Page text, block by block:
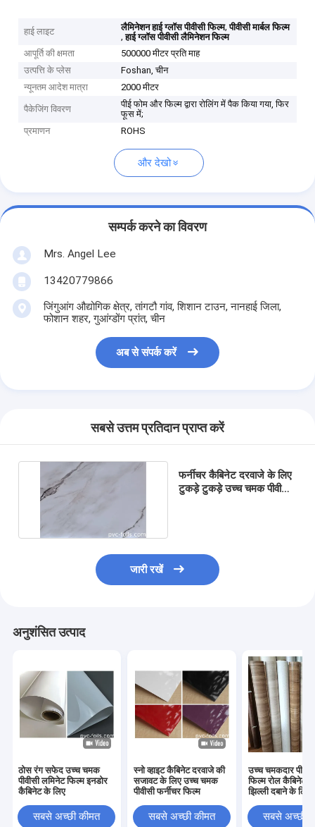
हाई लाइट लैमिनेशन हाई ग्लॉस पीवीसी फिल्म,पीवीसी मार्बल फिल्म
,हाई ग्लॉस पीवीसी लैमिनेशन फिल्म
आपूर्ति की क्षमता
500000 मीटर प्रति माह
उत्पत्ति के प्लेस
Foshan, चीन
न्यूनतम आदेश मात्रा
2000 मीटर
पैकेजिंग विवरण
पीई फोम और फिल्म द्वारा रोलिंग में पैक किया गया, फिर
फूस में;
प्रमाणन
ROHS
और देखो
सम्पर्क करने का विवरण
Mrs. Angel Lee
13420779866
जिंगुआंग औद्योगिक क्षेत्र, तांगटौ गांव, शिशान टाउन, नानहाई जिला,
फोशान शहर, गुआंग्डोंग प्रांत, चीन
अब से संपर्क करें
सबसे उत्तम प्रतिदान प्राप्त करें
फर्नीचर कैबिनेट दरवाजे के लिए
टुकड़े टुकड़े उच्च चमक पीवीसी
जारी रखें
अनुशंसित उत्पाद
ठोस रंग सफेद उच्च चमक
पीवीसी लमिनेट फिल्म इनडोर
कैबिनेट के लिए
सबसे अच्छी कीमत
स्नो व्हाइट कैबिनेट दरवाजे की
सजावट के लिए उच्च चमक
पीवीसी फर्नीचर फिल्म
सबसे अच्छी कीमत
उच्च चमकदार
फिल्म रोल कैबिनेट
झिल्ली दबाने के लिए
सबसे अच्छी